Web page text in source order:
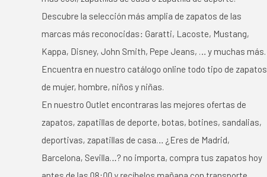
Descubre la selección más amplia de zapatos de las
marcas más reconocidas: Garatti, Lacoste, Mustang,
Kappa, Disney, John Smith, Pepe Jeans, … y muchas más.
Encuentra en nuestro catálogo online todo tipo de zapatos
de mujer, hombre, niños y niñas.
En nuestro Outlet encontraras las mejores ofertas de
zapatos, zapatillas de deporte, botas, botines, sandalias,
deportivas, zapatillas de casa… ¿Eres de Madrid,
Barcelona, Sevilla…? no importa, compra tus zapatos hoy